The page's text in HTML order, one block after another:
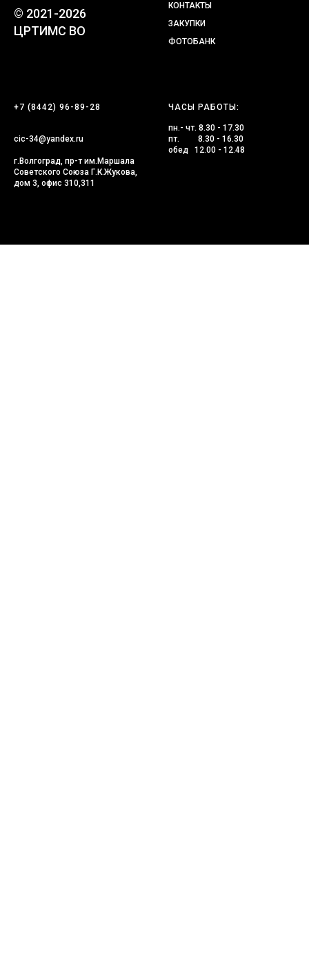
© 2021-2026
ЦРТИМС ВО
КОНТАКТЫ
ЗАКУПКИ
ФОТОБАНК
+7 (8442) 96-89-28
cic-34@yandex.ru
г.Волгоград, пр-т им.Маршала
Советского Союза Г.К.Жукова,
дом 3, офис 310,311
ЧАСЫ РАБОТЫ:
пн.- чт. 8.30 - 17.30
пт. 8.30 - 16.30
обед 12.00 - 12.48